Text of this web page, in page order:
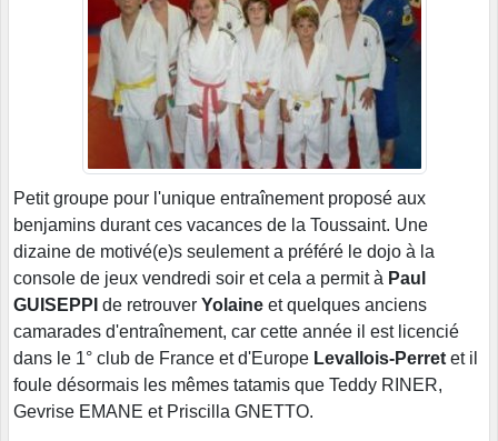
Petit groupe pour l'unique entraînement proposé aux
benjamins durant ces vacances de la Toussaint. Une
dizaine de motivé(e)s seulement a préféré le dojo à la
console de jeux vendredi soir et cela a permit à Paul
GUISEPPI de retrouver Yolaine et quelques anciens
camarades d'entraînement, car cette année il est licencié
dans le 1° club de France et d'Europe Levallois-Perret et il
foule désormais les mêmes tatamis que Teddy RINER,
Gevrise EMANE et Priscilla GNETTO.